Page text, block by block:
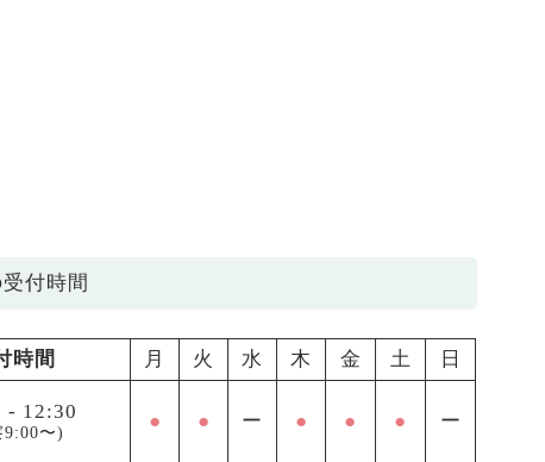
付時間
時間 月 火 水 木 金 土 日
- 12:30
9:00〜)
● ● ー ● ● ● ー